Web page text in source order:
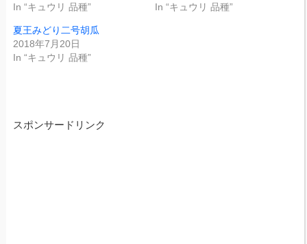
In “キュウリ 品種”
In “キュウリ 品種”
夏王みどり二号胡瓜
2018年7月20日
In “キュウリ 品種”
スポンサードリンク